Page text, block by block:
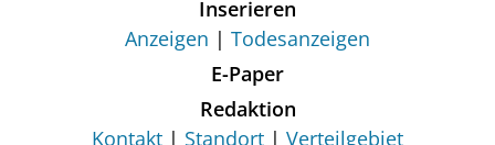
Inserieren
Anzeigen
Todesanzeigen
E-Paper
Redaktion
Kontakt
Standort Verteilgebiet